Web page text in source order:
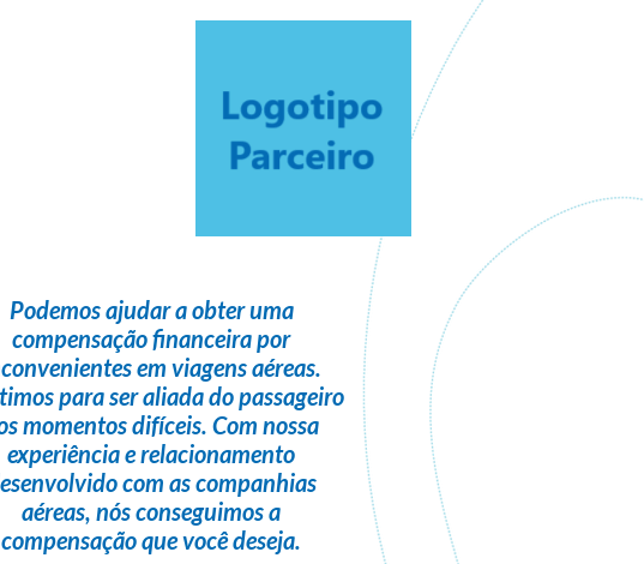
Podemos ajudar a obter uma
compensação financeirapor
em viagens aéreas.
para seraliada do passageiro
momentos difíceis. Com nossa
experiência e relacionamento
com as companhias
aéreas, nós conseguimos a
compensação que você deseja.